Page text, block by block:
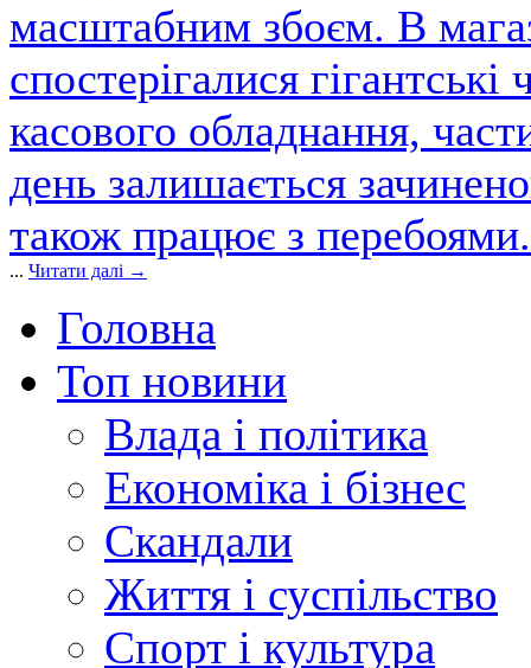
масштабним збоєм. В
спостерігалися
касового обладнання,
день залишається
також працює з
... Читати далі →
Головна
Топ новини
Влада і політика
Економіка і бізнес
Скандали
Життя і суспільство
Спорт і культура